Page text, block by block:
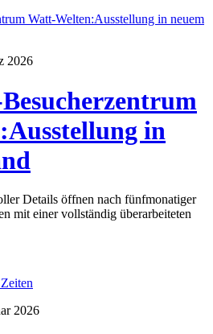
2026
in
Details öffnen nach fünfmonatiger
mit einer vollständig überarbeiteten
2026